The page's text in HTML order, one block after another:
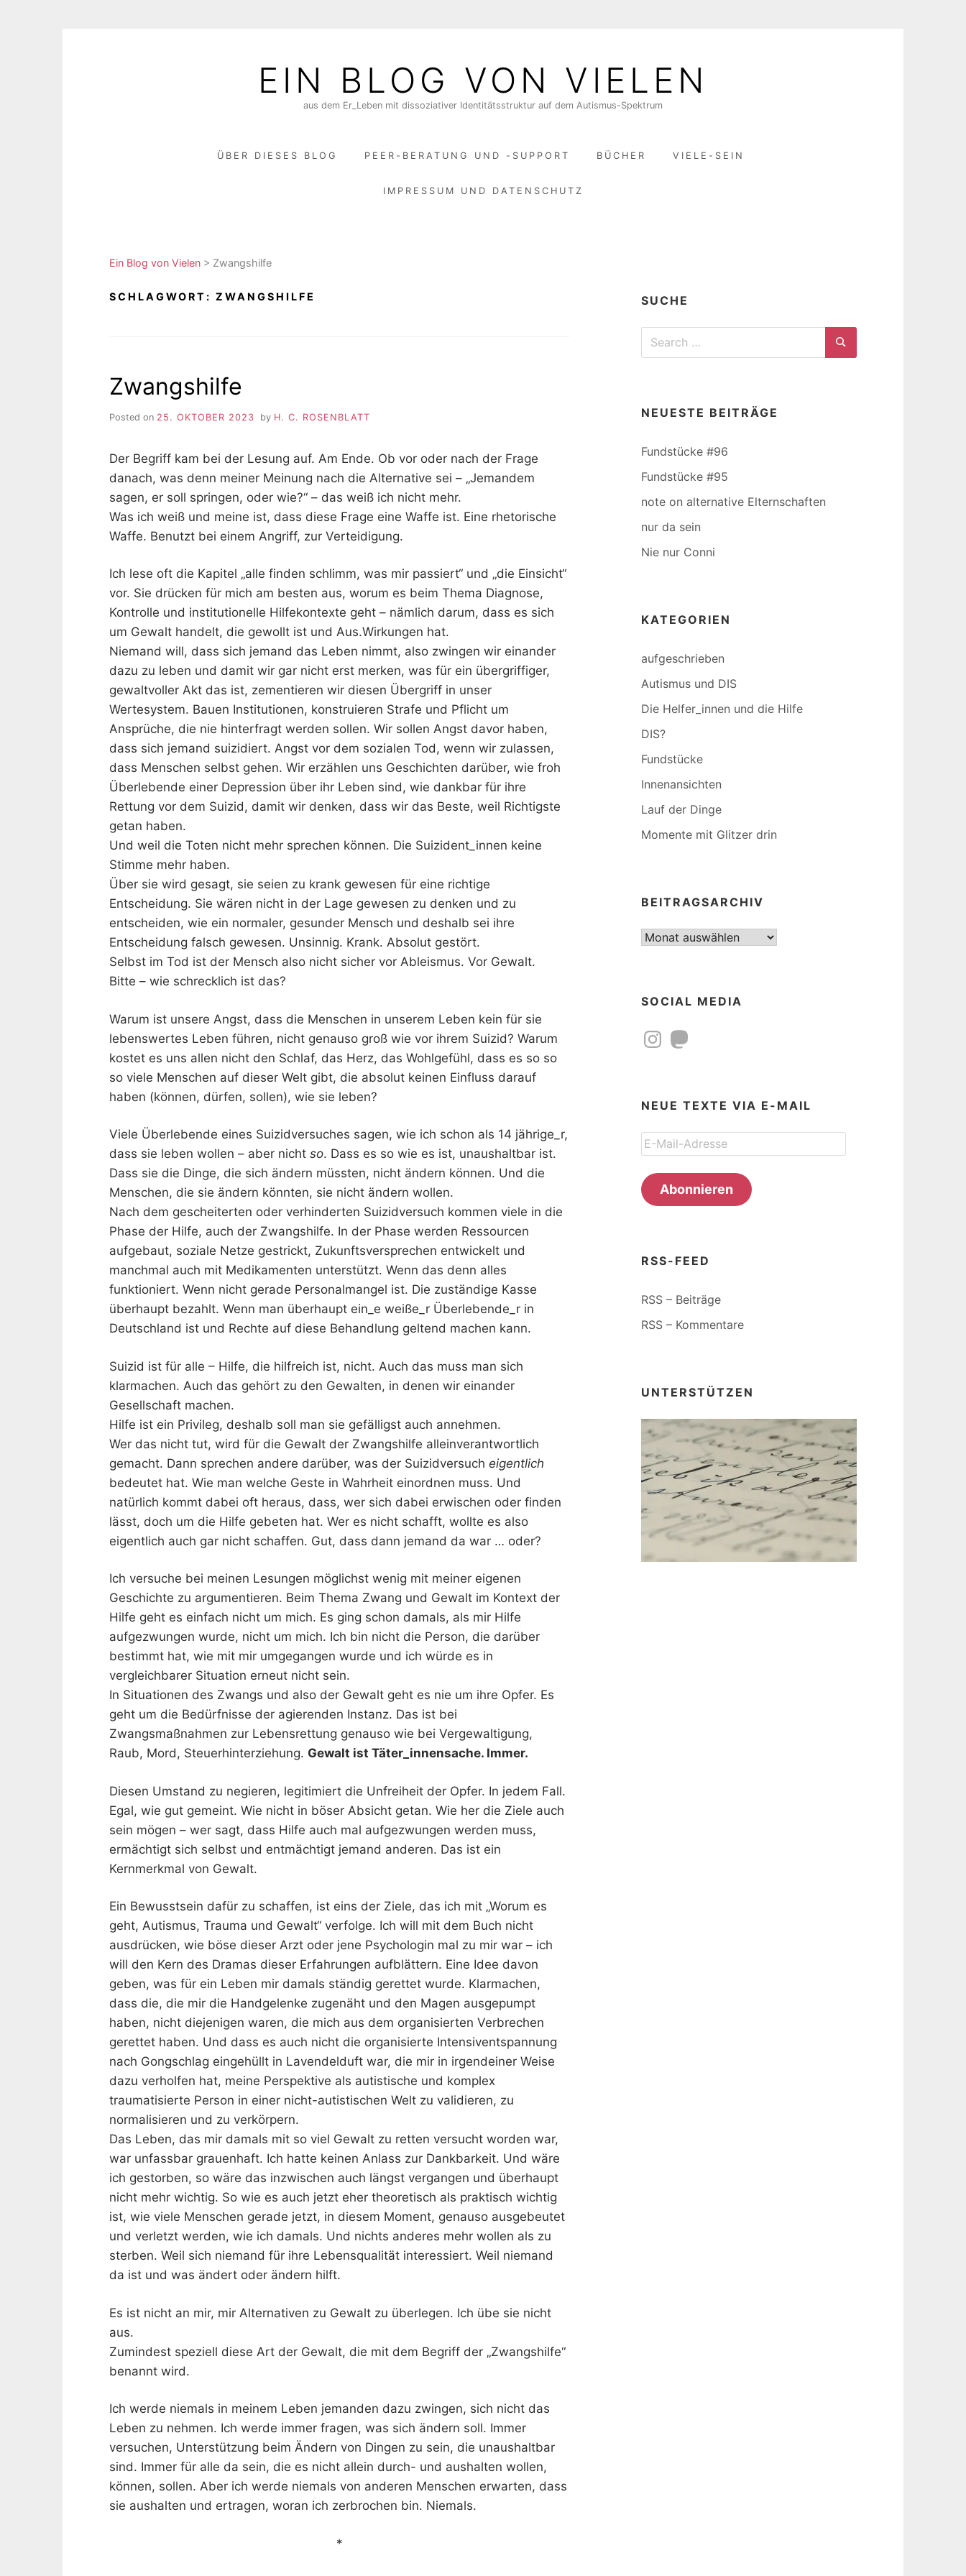
EIN BLOG VON VIELEN
aus dem Er_Leben mit dissoziativer Identitätsstruktur auf dem Autismus-Spektrum
ÜBER DIESES BLOG PEER-BERATUNG UND -SUPPORT BÜCHER VIELE-SEIN
IMPRESSUM UND DATENSCHUTZ
Ein Blog von Vielen > Zwangshilfe
SCHLAGWORT: ZWANGSHILFE
Zwangshilfe
Posted on 25. OKTOBER 2023 by H. C. ROSENBLATT
Der Begriff kam bei der Lesung auf. Am Ende. Ob vor oder nach der Frage
danach, was denn meiner Meinung nach die Alternative sei – „Jemandem
sagen, er soll springen, oder wie?“ – das weiß ich nicht mehr.
Was ich weiß und meine ist, dass diese Frage eine Waffe ist. Eine rhetorische
Waffe. Benutzt bei einem Angriff, zur Verteidigung.
Ich lese oft die Kapitel „alle finden schlimm, was mir passiert“ und „die Einsicht“
vor. Sie drücken für mich am besten aus, worum es beim Thema Diagnose,
Kontrolle und institutionelle Hilfekontexte geht – nämlich darum, dass es sich
um Gewalt handelt, die gewollt ist und Aus.Wirkungen hat.
Niemand will, dass sich jemand das Leben nimmt, also zwingen wir einander
dazu zu leben und damit wir gar nicht erst merken, was für ein übergriffiger,
gewaltvoller Akt das ist, zementieren wir diesen Übergriff in unser
Wertesystem. Bauen Institutionen, konstruieren Strafe und Pflicht um
Ansprüche, die nie hinterfragt werden sollen. Wir sollen Angst davor haben,
dass sich jemand suizidiert. Angst vor dem sozialen Tod, wenn wir zulassen,
dass Menschen selbst gehen. Wir erzählen uns Geschichten darüber, wie froh
Überlebende einer Depression über ihr Leben sind, wie dankbar für ihre
Rettung vor dem Suizid, damit wir denken, dass wir das Beste, weil Richtigste
getan haben.
Und weil die Toten nicht mehr sprechen können. Die Suizident_innen keine
Stimme mehr haben.
Über sie wird gesagt, sie seien zu krank gewesen für eine richtige
Entscheidung. Sie wären nicht in der Lage gewesen zu denken und zu
entscheiden, wie ein normaler, gesunder Mensch und deshalb sei ihre
Entscheidung falsch gewesen. Unsinnig. Krank. Absolut gestört.
Selbst im Tod ist der Mensch also nicht sicher vor Ableismus. Vor Gewalt.
Bitte – wie schrecklich ist das?
Warum ist unsere Angst, dass die Menschen in unserem Leben kein für sie
lebenswertes Leben führen, nicht genauso groß wie vor ihrem Suizid? Warum
kostet es uns allen nicht den Schlaf, das Herz, das Wohlgefühl, dass es so so
so viele Menschen auf dieser Welt gibt, die absolut keinen Einfluss darauf
haben (können, dürfen, sollen), wie sie leben?
Viele Überlebende eines Suizidversuches sagen, wie ich schon als 14 jährige_r,
dass sie leben wollen – aber nicht so. Dass es so wie es ist, unaushaltbar ist.
Dass sie die Dinge, die sich ändern müssten, nicht ändern können. Und die
Menschen, die sie ändern könnten, sie nicht ändern wollen.
Nach dem gescheiterten oder verhinderten Suizidversuch kommen viele in die
Phase der Hilfe, auch der Zwangshilfe. In der Phase werden Ressourcen
aufgebaut, soziale Netze gestrickt, Zukunftsversprechen entwickelt und
manchmal auch mit Medikamenten unterstützt. Wenn das denn alles
funktioniert. Wenn nicht gerade Personalmangel ist. Die zuständige Kasse
überhaupt bezahlt. Wenn man überhaupt ein_e weiße_r Überlebende_r in
Deutschland ist und Rechte auf diese Behandlung geltend machen kann.
Suizid ist für alle – Hilfe, die hilfreich ist, nicht. Auch das muss man sich
klarmachen. Auch das gehört zu den Gewalten, in denen wir einander
Gesellschaft machen.
Hilfe ist ein Privileg, deshalb soll man sie gefälligst auch annehmen.
Wer das nicht tut, wird für die Gewalt der Zwangshilfe alleinverantwortlich
gemacht. Dann sprechen andere darüber, was der Suizidversuch eigentlich
bedeutet hat. Wie man welche Geste in Wahrheit einordnen muss. Und
natürlich kommt dabei oft heraus, dass, wer sich dabei erwischen oder finden
lässt, doch um die Hilfe gebeten hat. Wer es nicht schafft, wollte es also
eigentlich auch gar nicht schaffen. Gut, dass dann jemand da war … oder?
Ich versuche bei meinen Lesungen möglichst wenig mit meiner eigenen
Geschichte zu argumentieren. Beim Thema Zwang und Gewalt im Kontext der
Hilfe geht es einfach nicht um mich. Es ging schon damals, als mir Hilfe
aufgezwungen wurde, nicht um mich. Ich bin nicht die Person, die darüber
bestimmt hat, wie mit mir umgegangen wurde und ich würde es in
vergleichbarer Situation erneut nicht sein.
In Situationen des Zwangs und also der Gewalt geht es nie um ihre Opfer. Es
geht um die Bedürfnisse der agierenden Instanz. Das ist bei
Zwangsmaßnahmen zur Lebensrettung genauso wie bei Vergewaltigung,
Raub, Mord, Steuerhinterziehung. Gewalt ist Täter_innensache. Immer.
Diesen Umstand zu negieren, legitimiert die Unfreiheit der Opfer. In jedem Fall.
Egal, wie gut gemeint. Wie nicht in böser Absicht getan. Wie her die Ziele auch
sein mögen – wer sagt, dass Hilfe auch mal aufgezwungen werden muss,
ermächtigt sich selbst und entmächtigt jemand anderen. Das ist ein
Kernmerkmal von Gewalt.
Ein Bewusstsein dafür zu schaffen, ist eins der Ziele, das ich mit „Worum es
geht, Autismus, Trauma und Gewalt“ verfolge. Ich will mit dem Buch nicht
ausdrücken, wie böse dieser Arzt oder jene Psychologin mal zu mir war – ich
will den Kern des Dramas dieser Erfahrungen aufblättern. Eine Idee davon
geben, was für ein Leben mir damals ständig gerettet wurde. Klarmachen,
dass die, die mir die Handgelenke zugenäht und den Magen ausgepumpt
haben, nicht diejenigen waren, die mich aus dem organisierten Verbrechen
gerettet haben. Und dass es auch nicht die organisierte Intensiventspannung
nach Gongschlag eingehüllt in Lavendelduft war, die mir in irgendeiner Weise
dazu verholfen hat, meine Perspektive als autistische und komplex
traumatisierte Person in einer nicht-autistischen Welt zu validieren, zu
normalisieren und zu verkörpern.
Das Leben, das mir damals mit so viel Gewalt zu retten versucht worden war,
war unfassbar grauenhaft. Ich hatte keinen Anlass zur Dankbarkeit. Und wäre
ich gestorben, so wäre das inzwischen auch längst vergangen und überhaupt
nicht mehr wichtig. So wie es auch jetzt eher theoretisch als praktisch wichtig
ist, wie viele Menschen gerade jetzt, in diesem Moment, genauso ausgebeutet
und verletzt werden, wie ich damals. Und nichts anderes mehr wollen als zu
sterben. Weil sich niemand für ihre Lebensqualität interessiert. Weil niemand
da ist und was ändert oder ändern hilft.
Es ist nicht an mir, mir Alternativen zu Gewalt zu überlegen. Ich übe sie nicht
aus.
Zumindest speziell diese Art der Gewalt, die mit dem Begriff der „Zwangshilfe“
benannt wird.
Ich werde niemals in meinem Leben jemanden dazu zwingen, sich nicht das
Leben zu nehmen. Ich werde immer fragen, was sich ändern soll. Immer
versuchen, Unterstützung beim Ändern von Dingen zu sein, die unaushaltbar
sind. Immer für alle da sein, die es nicht allein durch- und aushalten wollen,
können, sollen. Aber ich werde niemals von anderen Menschen erwarten, dass
sie aushalten und ertragen, woran ich zerbrochen bin. Niemals.
*
SUCHE
Search
Search
NEUESTE BEITRÄGE
Fundstücke #96
Fundstücke #95
note on alternative Elternschaften
nur da sein
Nie nur Conni
KATEGORIEN
aufgeschrieben
Autismus und DIS
Die Helfer_innen und die Hilfe
DIS?
Fundstücke
Innenansichten
Lauf der Dinge
Momente mit Glitzer drin
BEITRAGSARCHIV
Beitragsarchiv
SOCIAL MEDIA
InstagramMastodon
NEUE TEXTE VIA E-MAIL
E-
Mail-
Adresse
Abonnieren
RSS-FEED
RSS – Beiträge
RSS – Kommentare
UNTERSTÜTZEN